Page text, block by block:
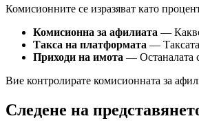
Комисионните се изразяват като
Комисионна за афилиата —
Такса на платформата —
Приходи на имота — Останалата
Вие контролирате комисионната за
Следене на